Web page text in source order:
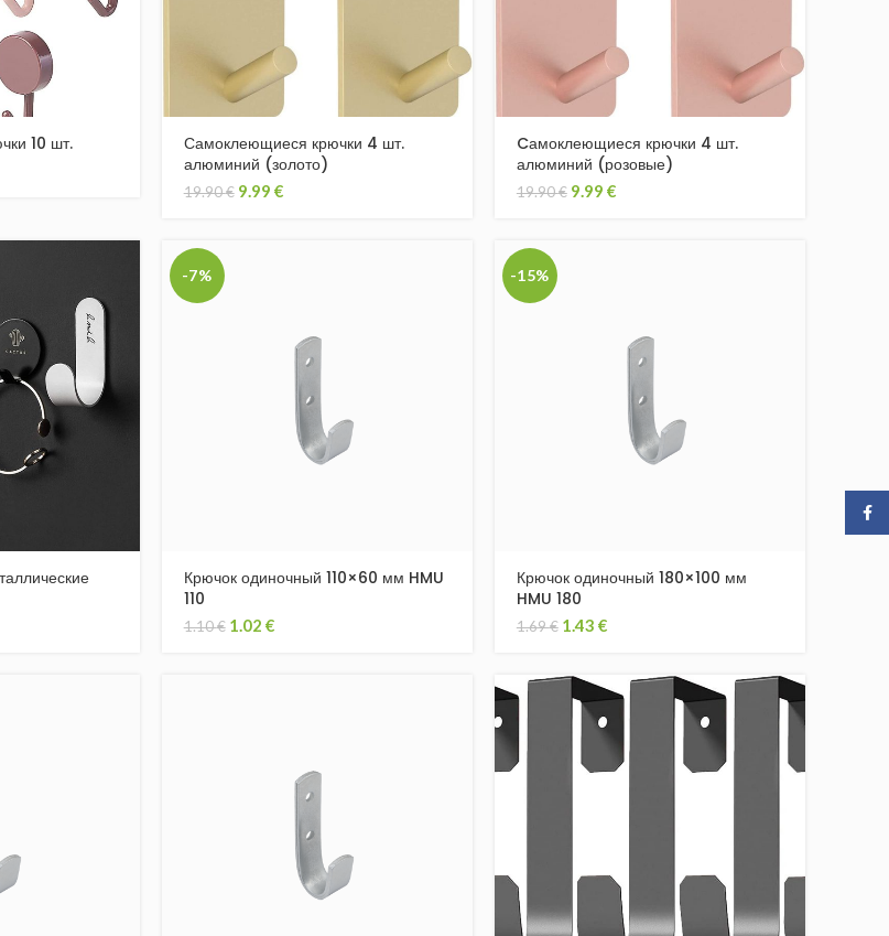
10 шт.
Самоклеющиеся крючки 4 шт.
алюминий (золото)
19.90€ 9.99 €
Cамоклеющиеся крючки 4 шт.
алюминий (розовые)
19.90€ 9.99 €
-7%
Крючок одиночный 110×60 мм HMU
110
1.10€ 1.02 €
-15%
Крючок одиночный 180×100 мм
HMU 180
1.69€ 1.43 €